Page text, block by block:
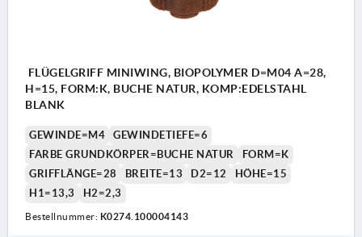
FLÜGELGRIFF MINIWING, BIOPOLYMER D=M04 A=28,
H=15, FORM:K, BUCHE NATUR, KOMP:EDELSTAHL
BLANK
GEWINDE=M4
GEWINDETIEFE=6
FARBE GRUNDKÖRPER=BUCHE NATUR
FORM=K
GRIFFLÄNGE=28
BREITE=13 D2=12
HÖHE=15
H1=13,3
H2=2,3
Bestellnummer: K0274.100004143